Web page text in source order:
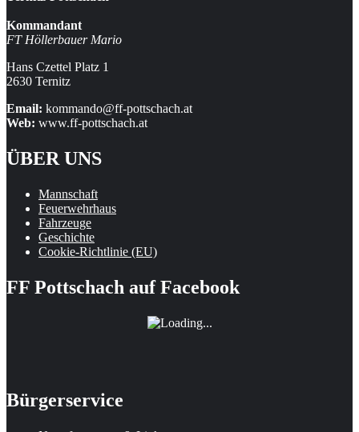
Kommandant
FT Höllerbauer Mario
Hans Czettel Platz 1
2630 Ternitz
Email: kommando@ff-pottschach.at
Web: www.ff-pottschach.at
ÜBER UNS
Mannschaft
Feuerwehrhaus
Fahrzeuge
Geschichte
Cookie-Richtlinie (EU)
FF Pottschach auf Facebook
Bürgerservice